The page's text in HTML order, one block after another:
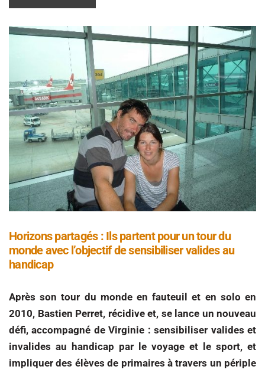
Horizons partagés : Ils partent pour un tour du
monde avec l’objectif de sensibiliser valides au
handicap
Après son tour du monde en fauteuil et en solo en
2010, Bastien Perret, récidive et, se lance un nouveau
défi, accompagné de Virginie : sensibiliser valides et
invalides au handicap par le voyage et le sport, et
impliquer des élèves de primaires à travers un périple